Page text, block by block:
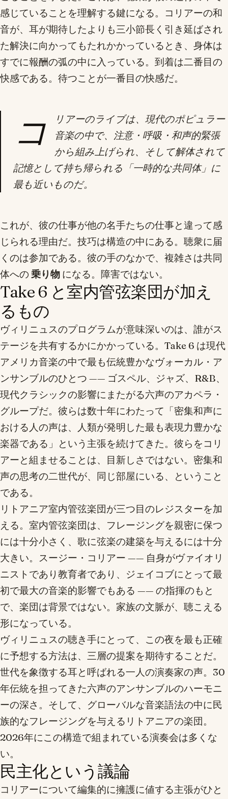
感じていることを理解する鍵になる。コリアーの和
音が、耳が期待したよりも三小節長く引き延ばされ
た解決に向かってもたれかかっているとき、身体は
すでに報酬の弧の中に入っている。到着は二番目の
快感である。待つことが一番目の快感だ。
コ
リアーのライブは、現代のポピュラー
音楽の中で、注意・呼吸・和声的緊張
から組み上げられ、そして解体されて
記憶として持ち帰られる「一時的な共同体」に
最も近いものだ。
これが、彼の仕事が他の名手たちの仕事と違って感
じられる理由だ。技巧は構造の中にある。聴衆に届
くのは参加である。彼の手のなかで、複雑さは共同
体への乗り物 になる。障害ではない。
Take 6 と室内管弦楽団が加え
るもの
ヴィリニュスのプログラムが意味深いのは、誰がス
テージを共有するかにかかっている。Take 6 は現代
アメリカ音楽の中で最も伝統豊かなヴォーカル・ア
ンサンブルのひとつ —— ゴスペル、ジャズ、R&B、
現代クラシックの影響にまたがる六声のアカペラ・
グループだ。彼らは数十年にわたって「密集和声に
おける人の声は、人類が発明した最も表現力豊かな
楽器である」という主張を続けてきた。彼らをコリ
アーと組ませることは、目新しさではない。密集和
声の思考の二世代が、同じ部屋にいる、ということ
である。
リトアニア室内管弦楽団が三つ目のレジスターを加
える。室内管弦楽団は、フレージングを親密に保つ
には十分小さく、歌に弦楽の建築を与えるには十分
大きい。スージー・コリアー —— 自身がヴァイオリ
ニストであり教育者であり、ジェイコブにとって最
初で最大の音楽的影響でもある —— の指揮のもと
で、楽団は背景ではない。家族の文脈が、聴こえる
形になっている。
ヴィリニュスの聴き手にとって、この夜を最も正確
に予想する方法は、三層の提案を期待することだ。
世代を象徴する耳と呼ばれる一人の演奏家の声。30
年伝統を担ってきた六声のアンサンブルのハーモニ
ーの深さ。そして、グローバルな音楽語法の中に民
族的なフレージングを与えるリトアニアの楽団。
2026年にこの構造で組まれている演奏会は多くな
い。
民主化という議論
コリアーについて編集的に擁護に値する主張がひと